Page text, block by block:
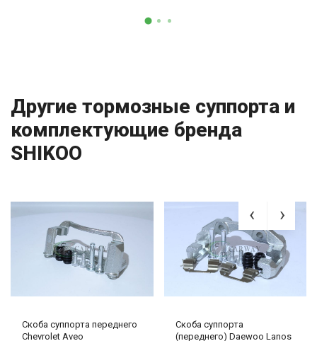
Другие тормозные суппорта и
комплектующие бренда
SHIKOO
Скоба суппорта переднего
Chevrolet Aveo
Скоба суппорта
(переднего) Daewoo Lanos